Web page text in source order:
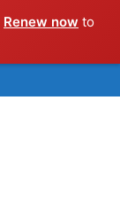
Renew now to